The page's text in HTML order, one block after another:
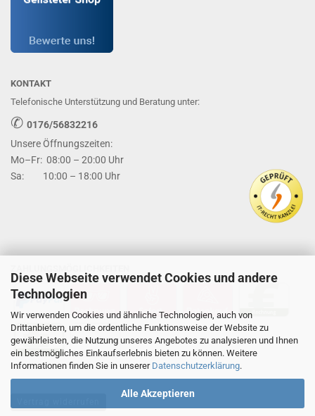
Diese Webseite verwendet Cookies und andere
Technologien
Wir verwenden Cookies und ähnliche Technologien, auch von
Drittanbietern, um die ordentliche Funktionsweise der Website zu
gewährleisten, die Nutzung unseres Angebotes zu analysieren und Ihnen
ein bestmögliches Einkaufserlebnis bieten zu können. Weitere
Informationen finden Sie in unserer Datenschutzerklärung.
Alle Akzeptieren
KONTAKT
Telefonische Unterstützung und Beratung unter:
✆ 0176/56832216
Unsere Öffnungszeiten:
Mo–Fr: 08:00 – 20:00 Uhr
Sa: 10:00 – 18:00 Uhr